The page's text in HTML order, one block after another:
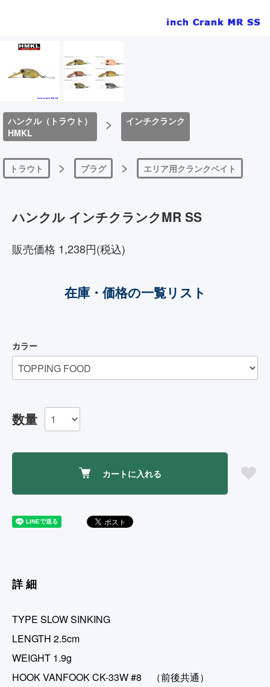
ハンクル（トラウト）
HMKL
> インチクランク
トラウト > プラグ > エリア用クランクベイト
ハンクル インチクランクMR SS
販売価格 1,238円(税込)
在庫・価格の一覧リスト
カラー
数量
カートに入れる
詳細
TYPE SLOW SINKING
LENGTH 2.5cm
WEIGHT 1.9g
HOOK VANFOOK CK-33W #8 （前後共通）